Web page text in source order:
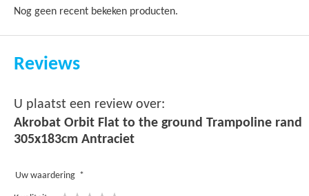
Nog geen recent bekeken producten.
Reviews
U plaatst een review over:
Akrobat Orbit Flat to the ground Trampoline rand
305x183cm Antraciet
Uw waardering